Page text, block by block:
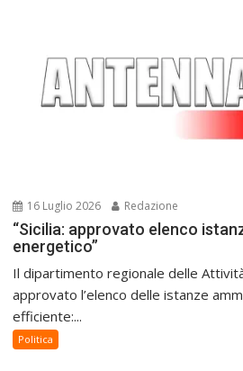
16 Luglio 2026 Redazione
“Sicilia: approvato elenco
energetico”
Il dipartimento regionale delle
approvato l’elenco delle istanze
efficiente:...
Politica